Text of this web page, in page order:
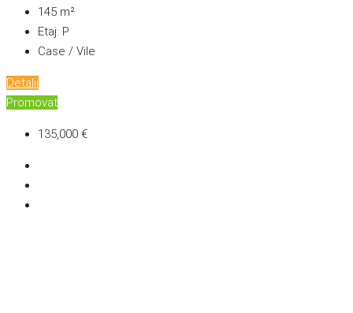
145 m²
Etaj: P
Case / Vile
Detalii
Promovat
135,000 €